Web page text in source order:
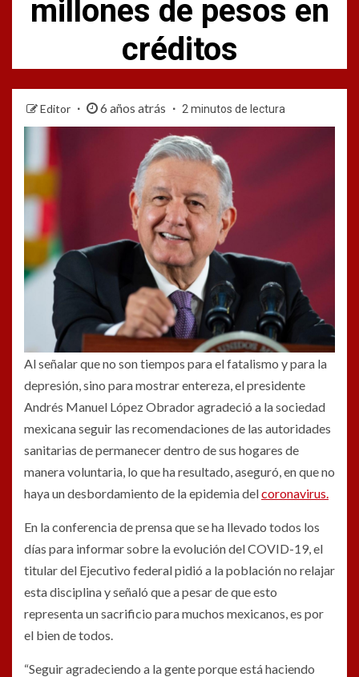
millones de pesos en
créditos
Editor 6 años atrás 2 minutos de lectura
Al señalar que no son tiempos para el fatalismo y para la
depresión, sino para mostrar entereza, el presidente
Andrés Manuel López Obrador agradeció a la sociedad
mexicana seguir las recomendaciones de las autoridades
sanitarias de permanecer dentro de sus hogares de
manera voluntaria, lo que ha resultado, aseguró, en que no
haya un desbordamiento de la epidemia delcoronavirus.
En la conferencia de prensa que se ha llevado todos los
días para informar sobre la evolución del COVID-19, el
titular del Ejecutivo federal pidió a la población no relajar
esta disciplina y señaló que a pesar de que esto
representa un sacrificio para muchos mexicanos, es por
el bien de todos.
“Seguir agradeciendo a la gente porque está haciendo